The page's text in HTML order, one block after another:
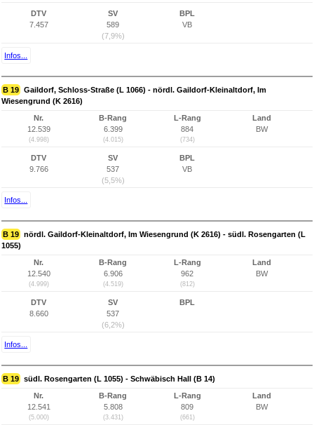
DTV
7.457
SV
589
(7,9%)
BPL
VB
Infos...
B 19 Gaildorf, Schloss-Straße (L 1066) - nördl. Gaildorf-Kleinaltdorf, Im
Wiesengrund (K 2616)
Nr.
12.539
(4.998)
B-Rang
6.399
(4.015)
L-Rang
884
(734)
Land
BW
DTV
9.766
SV
537
(5,5%)
BPL
VB
Infos...
B 19 nördl. Gaildorf-Kleinaltdorf, Im Wiesengrund (K 2616) - südl. Rosengarten (L
1055)
Nr.
12.540
(4.999)
B-Rang
6.906
(4.519)
L-Rang
962
(812)
Land
BW
DTV
8.660
SV
537
(6,2%)
BPL
Infos...
B 19 südl. Rosengarten (L 1055) - Schwäbisch Hall (B 14)
Nr.
12.541
(5.000)
B-Rang
5.808
(3.431)
L-Rang
809
(661)
Land
BW